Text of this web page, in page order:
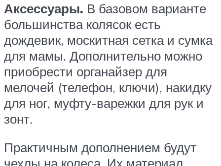
Аксессуары. В базовом варианте
большинства колясок есть
дождевик, москитная сетка и сумка
для мамы. Дополнительно можно
приобрести органайзер для
мелочей (телефон, ключи), накидку
для ног, муфту-варежки для рук и
зонт.
Практичным дополнением будут
чехлы на колеса. Их материал